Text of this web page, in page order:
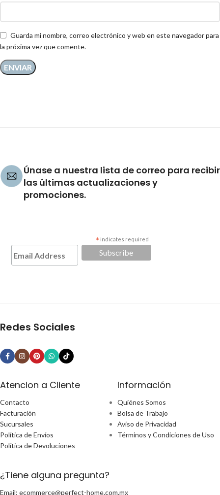
Guarda mi nombre, correo electrónico y web en este navegador para
la próxima vez que comente.
Únase a nuestra lista de correo para recibir
las últimas actualizaciones y
promociones.
* indicates required
Redes Sociales
Atencion a Cliente
Contacto
Facturación
Sucursales
Política de Envíos
Política de Devoluciones
Información
Quiénes Somos
Bolsa de Trabajo
Aviso de Privacidad
Términos y Condiciones de Uso
¿Tiene alguna pregunta?
Email: ecommerce@perfect-home.com.mx